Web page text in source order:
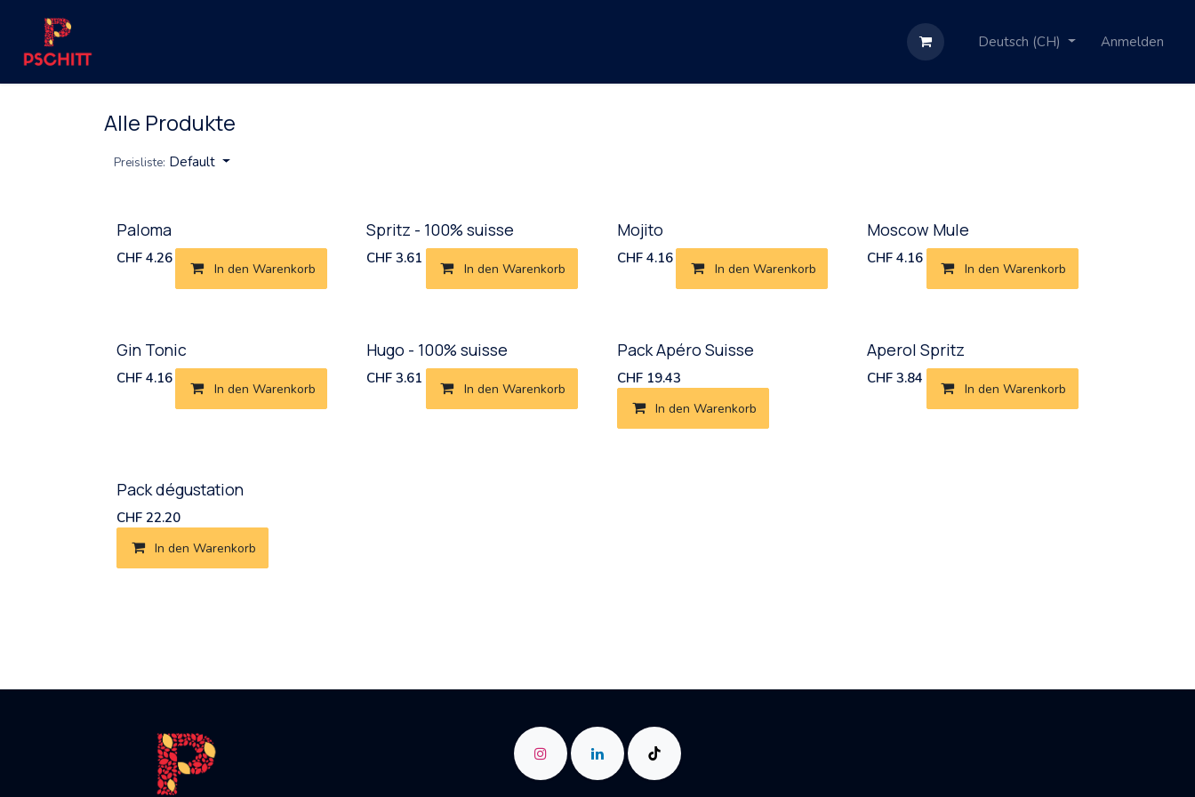
Deutsch (CH) Anmelden
Alle Produkte
Preisliste: Default
Neu!
Paloma
CHF 4.26
In den Warenkorb
Spritz - 100% suisse
CHF3.61
In den Warenkorb
Neu!
Mojito
CHF 4.16
In den Warenkorb
Moscow Mule
CHF4.16
In den Warenkorb
Gin Tonic
CHF 4.16
In den Warenkorb
Hugo - 100% suisse
CHF3.61
In den Warenkorb
Pack Apéro Suisse
CHF 19.43
In den Warenkorb
Neu!
Aperol Spritz
CHF3.84
In den Warenkorb
Pack dégustation
CHF 22.20
In den Warenkorb